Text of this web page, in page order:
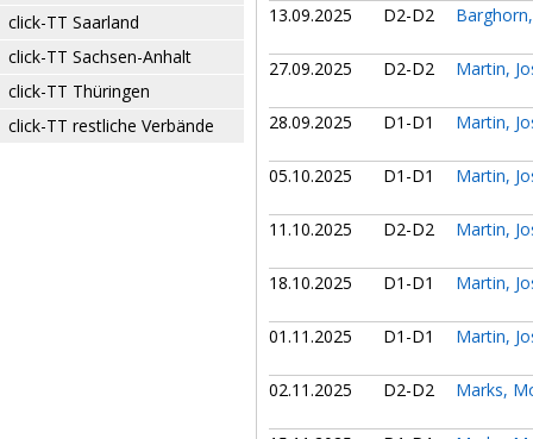
click-TT Saarland
click-TT Sachsen-Anhalt
click-TT Thüringen
click-TT restliche Verbände
13.09.2025 D2-D2
27.09.2025 D2-D2 Martin,
28.09.2025 D1-D1 Martin,
05.10.2025 D1-D1 Martin,
11.10.2025 D2-D2 Martin,
18.10.2025 D1-D1 Martin,
01.11.2025 D1-D1 Martin,
02.11.2025 D2-D2 Marks,